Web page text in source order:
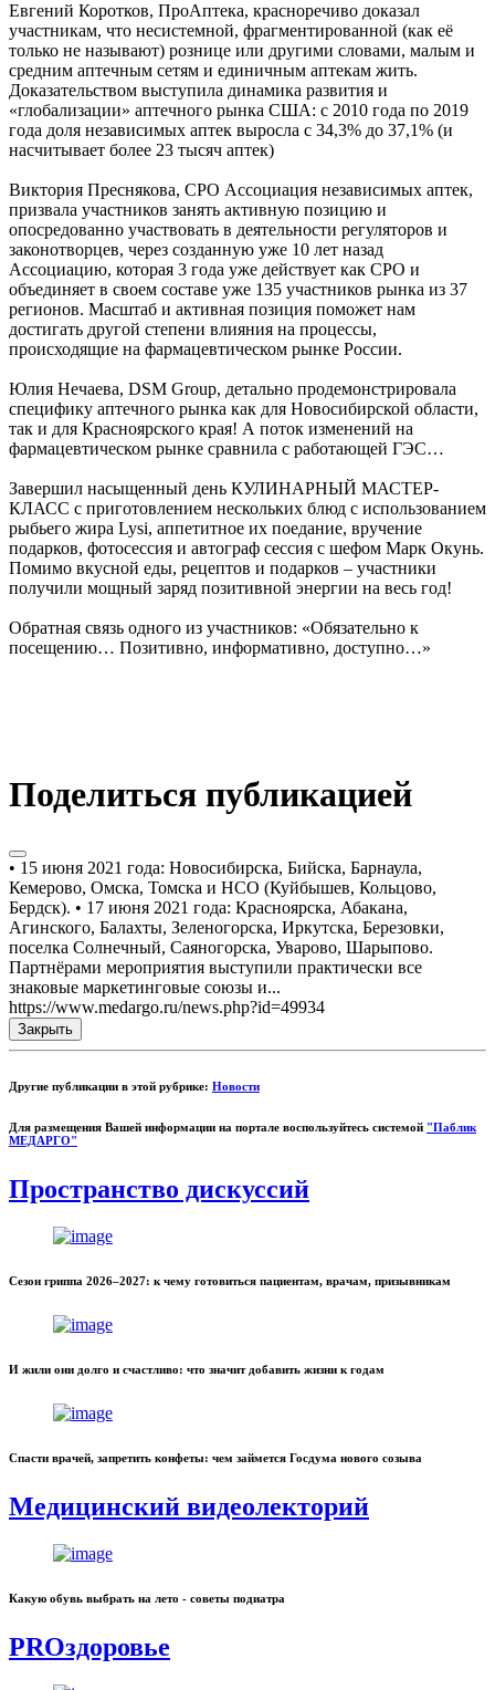
Евгений Коротков, ПроАптека, красноречиво доказал
участникам, что несистемной, фрагментированной (как её
только не называют) рознице или другими словами, малым и
средним аптечным сетям и единичным аптекам жить.
Доказательством выступила динамика развития и
«глобализации» аптечного рынка США: с 2010 года по 2019
года доля независимых аптек выросла с 34,3% до 37,1% (и
насчитывает более 23 тысяч аптек)
Виктория Преснякова, СРО Ассоциация независимых аптек,
призвала участников занять активную позицию и
опосредованно участвовать в деятельности регуляторов и
законотворцев, через созданную уже 10 лет назад
Ассоциацию, которая 3 года уже действует как СРО и
объединяет в своем составе уже 135 участников рынка из 37
регионов. Масштаб и активная позиция поможет нам
достигать другой степени влияния на процессы,
происходящие на фармацевтическом рынке России.
Юлия Нечаева, DSM Group, детально продемонстрировала
специфику аптечного рынка как для Новосибирской области,
так и для Красноярского края! А поток изменений на
фармацевтическом рынке сравнила с работающей ГЭС…
Завершил насыщенный день КУЛИНАРНЫЙ МАСТЕР-
КЛАСС с приготовлением нескольких блюд с использованием
рыбьего жира Lysi, аппетитное их поедание, вручение
подарков, фотосессия и автограф сессия с шефом Марк Окунь.
Помимо вкусной еды, рецептов и подарков – участники
получили мощный заряд позитивной энергии на весь год!
Обратная связь одного из участников: «Обязательно к
посещению… Позитивно, информативно, доступно…»
Поделиться публикацией
• 15 июня 2021 года: Новосибирска, Бийска, Барнаула,
Кемерово, Омска, Томска и НСО (Куйбышев, Кольцово,
Бердск). • 17 июня 2021 года: Красноярска, Абакана,
Агинского, Балахты, Зеленогорска, Иркутска, Березовки,
поселка Солнечный, Саяногорска, Уварово, Шарыпово.
Партнёрами мероприятия выступили практически все
знаковые маркетинговые союзы и...
https://www.medargo.ru/news.php?id=49934
Закрыть
Другие публикации в этой рубрике: Новости
Для размещения Вашей информации на портале воспользуйтесь системой "Паблик
МЕДАРГО"
Пространство дискуссий
Сезон гриппа 2026–2027: к чему готовиться пациентам, врачам, призывникам
И жили они долго и счастливо: что значит добавить жизни к годам
Спасти врачей, запретить конфеты: чем займется Госдума нового созыва
Медицинский видеолекторий
Какую обувь выбрать на лето - советы подиатра
PROздоровье